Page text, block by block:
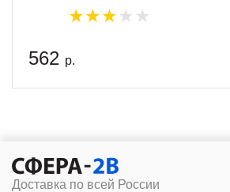
562 р.
Доставка по всей России